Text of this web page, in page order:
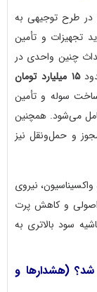
بره ۵۰۰ راسی در طرح توجیهی به
و تأمین
چنین واحدی در
۱۵ میلیارد تومان
سوله و تأمین
را شامل می‌شود. همچنین
و حمل‌ونقل نیز
نیروی
و کاهش پرت
سود بالاتری به
(هشدارها و